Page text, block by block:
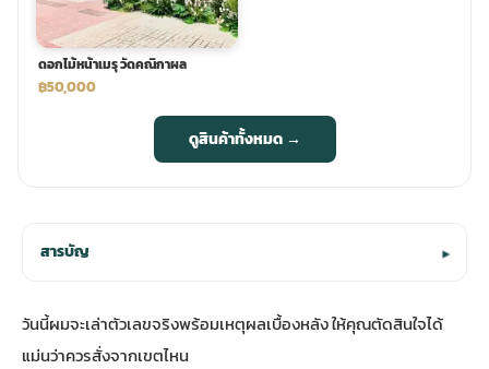
ดอกไม้หน้าเมรุ วัดคณิกาผล
฿50,000
ดูสินค้าทั้งหมด →
สารบัญ ▾
วันนี้ผมจะเล่าตัวเลขจริงพร้อมเหตุผลเบื้องหลัง ให้คุณตัดสินใจได้
แม่นว่าควรสั่งจากเขตไหน